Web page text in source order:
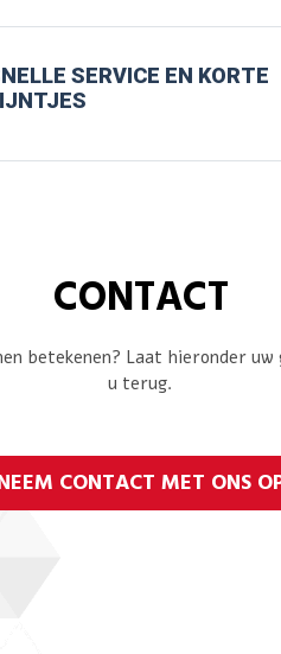
SERVICE EN KORTE
CONTACT
betekenen? Laat hieronder
u terug.
CONTACT MET ONS